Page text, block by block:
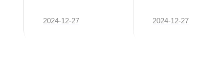
2024-12-27 2024-12-27